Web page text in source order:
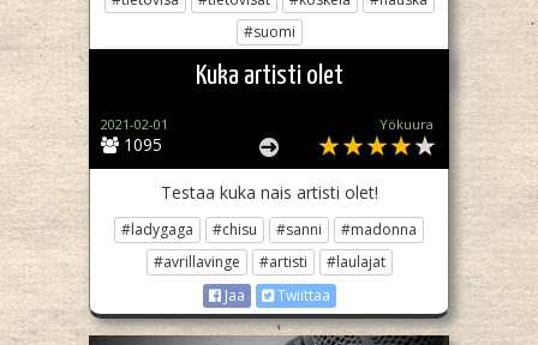
#suomi
Jaa
Twiittaa
Kuka artisti olet
1095
2021-02-01 Yökuura
Testaa kuka nais artisti olet!
#ladygaga #chisu #sanni
#madonna
#avrillavinge
#artisti
#laulajat
Jaa
Twiittaa